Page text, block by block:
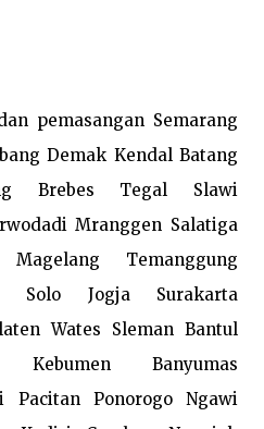
pemasangan Semarang
Demak Kendal Batang
Brebes Tegal Slawi
Mranggen Salatiga
Temanggung
Solo Jogja Surakarta
Wates Sleman Bantul
Kebumen Banyumas
Pacitan Ponorogo Ngawi